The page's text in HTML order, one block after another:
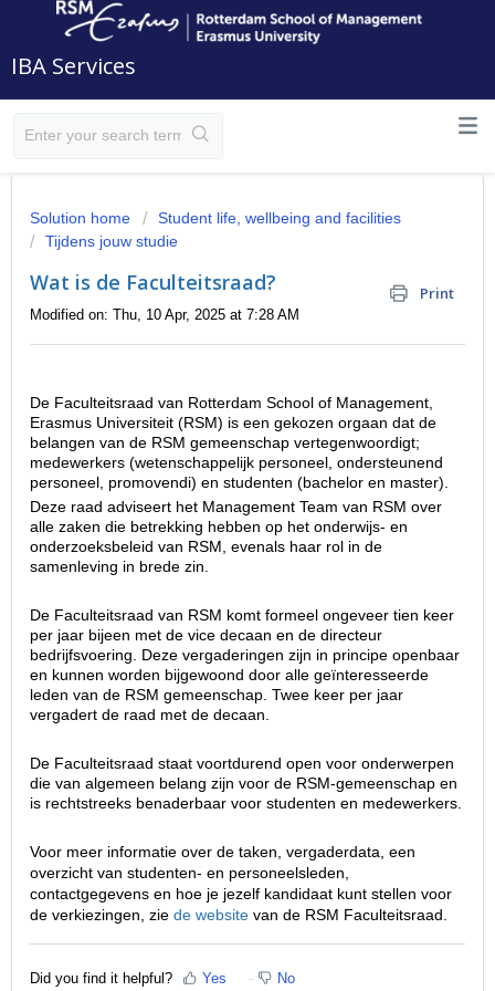
IBA Services
Solution home
Student life, wellbeing and facilities
Tijdens jouw studie
Wat is de Faculteitsraad? Print
Modified on: Thu, 10 Apr, 2025 at 7:28 AM
De Faculteitsraad van Rotterdam School of Management,
Erasmus Universiteit (RSM) is een gekozen orgaan dat de
belangen van de RSM gemeenschap vertegenwoordigt;
medewerkers (wetenschappelijk personeel, ondersteunend
personeel, promovendi) en studenten (bachelor en master).
Deze raad adviseert het Management Team van RSM over
alle zaken die betrekking hebben op het onderwijs- en
onderzoeksbeleid van RSM, evenals haar rol in de
samenleving in brede zin.
De Faculteitsraad van RSM komt formeel ongeveer tien keer
per jaar bijeen met de vice decaan en de directeur
bedrijfsvoering. Deze vergaderingen zijn in principe openbaar
en kunnen worden bijgewoond door alle geïnteresseerde
leden van de RSM gemeenschap. Twee keer per jaar
vergadert de raad met de decaan.
De Faculteitsraad staat voortdurend open voor onderwerpen
die van algemeen belang zijn voor de RSM-gemeenschap en
is rechtstreeks benaderbaar voor studenten en medewerkers.
Voor meer informatie over de taken, vergaderdata, een
overzicht van studenten- en personeelsleden,
contactgegevens en hoe je jezelf kandidaat kunt stellen voor
de verkiezingen, zie de website van de RSM Faculteitsraad.
Did you find it helpful? Yes No